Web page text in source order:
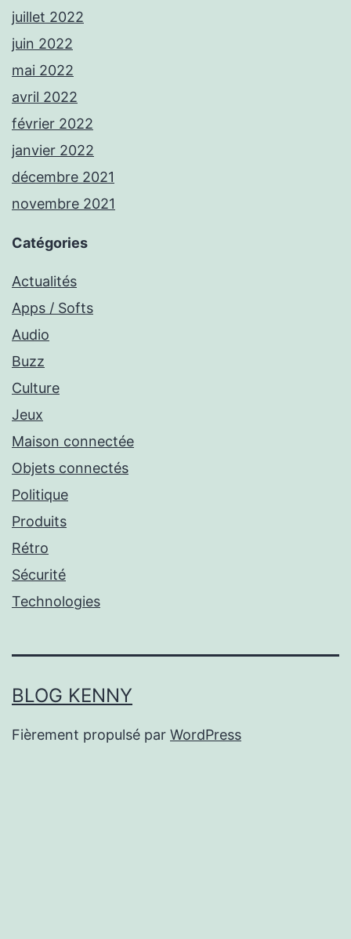
juillet 2022
juin 2022
mai 2022
avril 2022
février 2022
janvier 2022
décembre 2021
novembre 2021
Catégories
Actualités
Apps / Softs
Audio
Buzz
Culture
Jeux
Maison connectée
Objets connectés
Politique
Produits
Rétro
Sécurité
Technologies
BLOG KENNY
Fièrement propulsé par WordPress